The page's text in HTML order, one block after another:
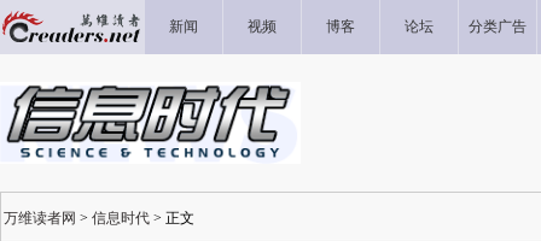
新闻 视频 博客 论坛 分类广告
万维读者网 > 信息时代 > 正文